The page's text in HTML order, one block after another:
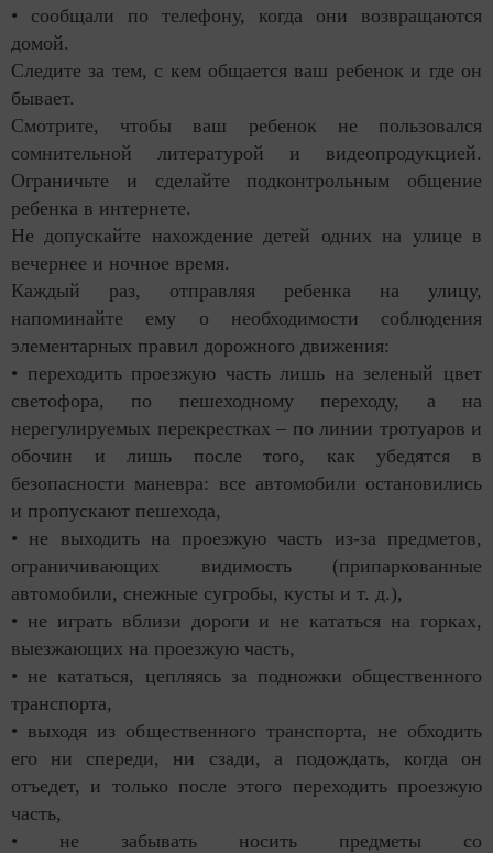
• сообщали по телефону, когда они возвращаются
домой.
Следите за тем, с кем общается ваш ребенок и где он
бывает.
Смотрите, чтобы ваш ребенок не пользовался
сомнительной литературой и видеопродукцией.
Ограничьте и сделайте подконтрольным общение
ребенка в интернете.
Не допускайте нахождение детей одних на улице в
вечернее и ночное время.
Каждый раз, отправляя ребенка на улицу,
напоминайте ему о необходимости соблюдения
элементарных правил дорожного движения:
• переходить проезжую часть лишь на зеленый цвет
светофора, по пешеходному переходу, а на
нерегулируемых перекрестках – по линии тротуаров и
обочин и лишь после того, как убедятся в
безопасности маневра: все автомобили остановились
и пропускают пешехода,
• не выходить на проезжую часть из-за предметов,
ограничивающих видимость (припаркованные
автомобили, снежные сугробы, кусты и т. д.),
• не играть вблизи дороги и не кататься на горках,
выезжающих на проезжую часть,
• не кататься, цепляясь за подножки общественного
транспорта,
• выходя из общественного транспорта, не обходить
его ни спереди, ни сзади, а подождать, когда он
отъедет, и только после этого переходить проезжую
часть,
• не забывать носить предметы со